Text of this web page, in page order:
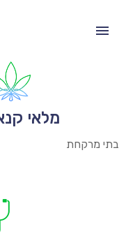
מלאי
בתי מרקחת